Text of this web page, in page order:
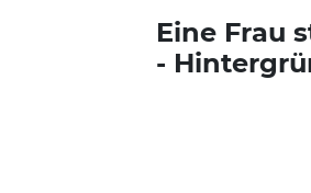
Eine Frau
-